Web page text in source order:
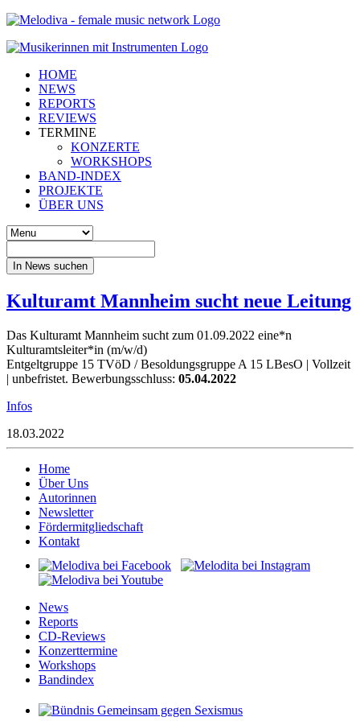
HOME
NEWS
REPORTS
REVIEWS
TERMINE
KONZERTE
WORKSHOPS
BAND-INDEX
PROJEKTE
ÜBER UNS
In News suchen
Kulturamt Mannheim sucht neue Leitung
Das Kulturamt Mannheim sucht zum 01.09.2022 eine*n
Kulturamtsleiter*in (m/w/d)
Entgeltgruppe 15 TVöD / Besoldungsgruppe A 15 LBesO | Vollzeit
| unbefristet. Bewerbungsschluss: 05.04.2022
Infos
18.03.2022
Home
Über Uns
Autorinnen
Newsletter
Fördermitgliedschaft
Kontakt
News
Reports
CD-Reviews
Konzerttermine
Workshops
Bandindex